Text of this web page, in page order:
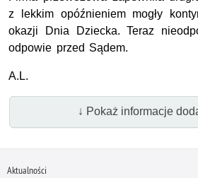
z lekkim opóźnieniem mogły
okazji Dnia Dziecka. Teraz
odpowie przed Sądem.
A.L.
↓ Pokaż informacje
Aktualności